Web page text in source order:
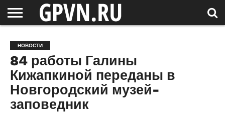
ОБЛАСТЬ
НОВОСТИ
СОСЕДЕЙ
РОССИЯ
/ МИР
СПЕЦПРОЕКТЫ
БЛОГ
СТАТЬИ
ФОТОРЕПОРТАЖИ
ИНТЕРВЬЮ
ОБЪЕКТЫ
ПОДБОРКИ
НОВОСТИ
84 работы Галины
Кижапкиной переданы в
Новгородский музей-
заповедник